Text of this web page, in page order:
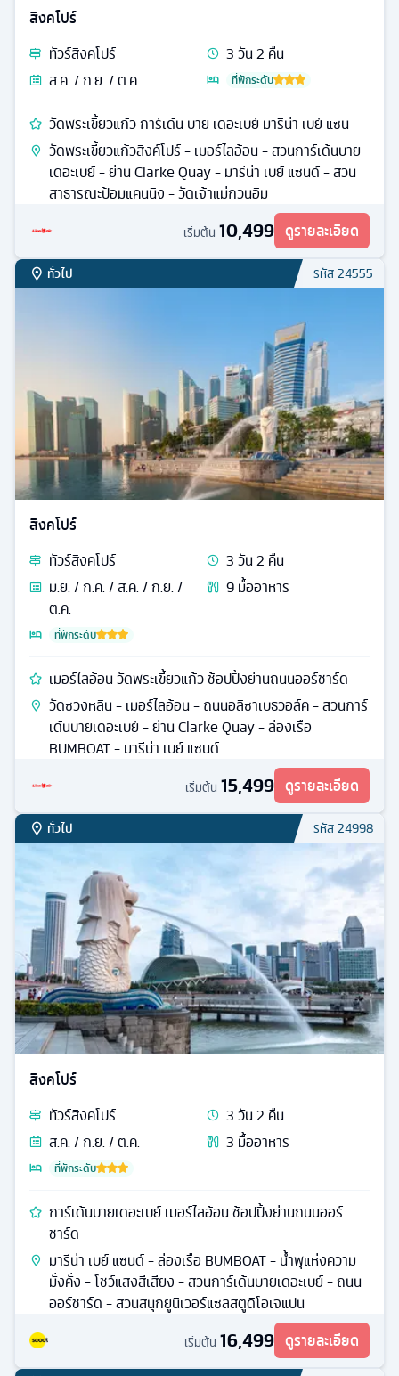
สิงคโปร์
ทัวร์สิงคโปร์ 3วัน2 คืน
ส.ค. / ก.ย. / ต.ค.
ที่พักระดับ
วัดพระเขี้ยวแก้ว การ์เด้น บาย เดอะเบย์ มารีน่า เบย์ แซน
วัดพระเขี้ยวแก้วสิงค์โปร์ - เมอร์ไลอ้อน - สวนการ์เด้นบาย
เดอะเบย์ - ย่าน Clarke Quay - มารีน่า เบย์ แซนด์ - สวน
สาธารณะป้อมแคนนิง - วัดเจ้าแม่กวนอิม
เริ่มต้น 10,499 ดูรายละเอียด
ทั่วไป รหัส24555
สิงคโปร์
ทัวร์สิงคโปร์ 3วัน2 คืน
มิ.ย. / ก.ค. / ส.ค. / ก.ย. /
ต.ค.
9มื้ออาหาร
ที่พักระดับ
เมอร์ไลอ้อน วัดพระเขี้ยวแก้ว ช้อปปิ้งย่านถนนออร์ชาร์ด
วัดซวงหลิน - เมอร์ไลอ้อน - ถนนอลิซาเบธวอล์ค - สวนการ์
เด้นบายเดอะเบย์ - ย่าน Clarke Quay - ล่องเรือ
BUMBOAT - มารีน่า เบย์ แซนด์
เริ่มต้น 15,499 ดูรายละเอียด
ทั่วไป รหัส24998
สิงคโปร์
ทัวร์สิงคโปร์ 3วัน2 คืน
ส.ค. / ก.ย. / ต.ค.
3 มื้ออาหาร
ที่พักระดับ
การ์เด้นบายเดอะเบย์ เมอร์ไลอ้อน ช้อปปิ้งย่านถนนออร์
ชาร์ด
มารีน่า เบย์ แซนด์ - ล่องเรือ BUMBOAT - นํ้าพุแห่งความ
มั่งคั่ง - โชว์แสงสีเสียง - สวนการ์เด้นบายเดอะเบย์ - ถนน
ออร์ชาร์ด - สวนสนุกยูนิเวอร์แซลสตูดิโอเจแปน
เริ่มต้น 16,499 ดูรายละเอียด